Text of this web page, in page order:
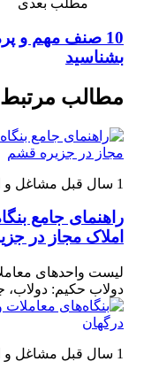
مطلب بعدی
10 صنف مهم و
بشناسید
مطالب مرتبط
1 سال قبل مشاغل و
راهنمای جامع
املاک مجاز در
لیست واحدهای
دولاب حکیم:
1 سال قبل مشاغل و